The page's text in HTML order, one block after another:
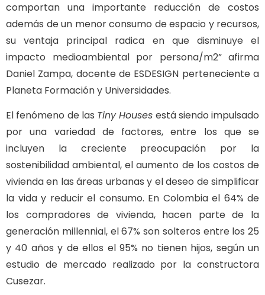
comportan una importante reducción de costos
además de un menor consumo de espacio y recursos,
su ventaja principal radica en que disminuye el
impacto medioambiental por persona/m2” afirma
Daniel Zampa, docente de ESDESIGN perteneciente a
Planeta Formación y Universidades.
El fenómeno de las Tiny Houses está siendo impulsado
por una variedad de factores, entre los que se
incluyen la creciente preocupación por la
sostenibilidad ambiental, el aumento de los costos de
vivienda en las áreas urbanas y el deseo de simplificar
la vida y reducir el consumo. En Colombia el 64% de
los compradores de vivienda, hacen parte de la
generación millennial, el 67% son solteros entre los 25
y 40 años y de ellos el 95% no tienen hijos, según un
estudio de mercado realizado por la constructora
Cusezar.